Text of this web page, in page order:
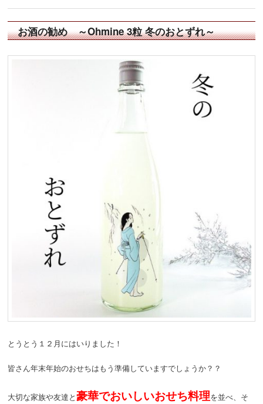
お酒の勧め ～Ohmine 3粒 冬のおとずれ～
とうとう１２月にはいりました！
皆さん年末年始のおせちはもう準備していますでしょうか？？
大切な家族や友達と豪華でおいしいおせち料理を並べ、そ